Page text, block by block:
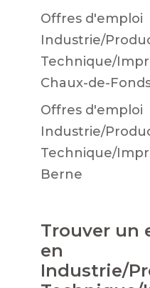
Offres d'emploi
Industrie/
Technique/
Chaux-de-
Offres d'emploi
Industrie/
Technique/
Berne
Trouver un
en
Industrie/